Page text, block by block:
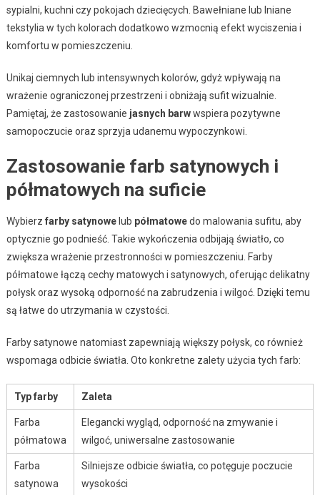
sypialni, kuchni czy pokojach dziecięcych. Bawełniane lub lniane
tekstylia w tych kolorach dodatkowo wzmocnią efekt wyciszenia i
komfortu w pomieszczeniu.
Unikaj ciemnych lub intensywnych kolorów, gdyż wpływają na
wrażenie ograniczonej przestrzeni i obniżają sufit wizualnie.
Pamiętaj, że zastosowanie jasnych barwwspiera pozytywne
samopoczucie oraz sprzyja udanemu wypoczynkowi.
Zastosowanie farb satynowych i
półmatowych na suficie
Wybierz farby satynowelub półmatowedo malowania sufitu, aby
optycznie go podnieść. Takie wykończenia odbijają światło, co
zwiększa wrażenie przestronności w pomieszczeniu. Farby
półmatowe łączą cechy matowych i satynowych, oferując delikatny
połysk oraz wysoką odporność na zabrudzenia i wilgoć. Dzięki temu
są łatwe do utrzymania w czystości.
Farby satynowe natomiast zapewniają większy połysk, co również
wspomaga odbicie światła. Oto konkretne zalety użycia tych farb:
Typ farby Zaleta
Farba
półmatowa
Elegancki wygląd, odporność na zmywanie i
wilgoć, uniwersalne zastosowanie
Farba
satynowa
Silniejsze odbicie światła, co potęguje poczucie
wysokości